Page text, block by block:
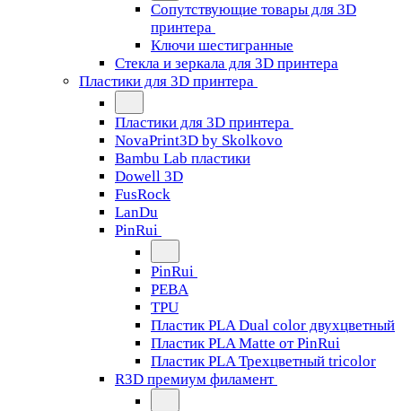
Сопутствующие товары для 3D
принтера
Ключи шестигранные
Стекла и зеркала для 3D принтера
Пластики для 3D принтера
Пластики для 3D принтера
NovaPrint3D by Skolkovo
Bambu Lab пластики
Dowell 3D
FusRock
LanDu
PinRui
PinRui
PEBA
TPU
Пластик PLA Dual color двухцветный
Пластик PLA Matte от PinRui
Пластик PLA Трехцветный tricolor
R3D премиум филамент